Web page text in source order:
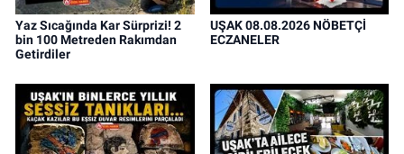
Yaz Sıcağında Kar Sürprizi! 2
bin 100 Metreden Rakımdan
Getirdiler
UŞAK 08.08.2026 NÖBETÇİ
ECZANELER